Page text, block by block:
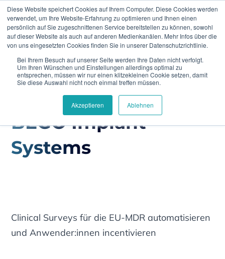
Diese Website speichert Cookies auf Ihrem Computer. Diese Cookies werden
verwendet, um Ihre Website-Erfahrung zu optimieren und Ihnen einen
persönlich auf Sie zugeschnittenen Service bereitstellen zu können, sowohl
auf dieser Website als auch auf anderen Medienkanälen. Mehr Infos über die
von uns eingesetzten Cookies finden Sie in unserer Datenschutzrichtlinie.
Bei Ihrem Besuch auf unserer Seite werden Ihre Daten nicht verfolgt.
Um Ihren Wünschen und Einstellungen allerdings optimal zu
entsprechen, müssen wir nur einen klitzekleinen Cookie setzen, damit
Sie diese Auswahl nicht noch einmal treffen müssen.
Akzeptieren Ablehnen
Home Case Study BEGO Implant Systems
BEGO Implant
Systems
Clinical Surveys für die EU-MDR automatisieren
und Anwender:innen incentivieren